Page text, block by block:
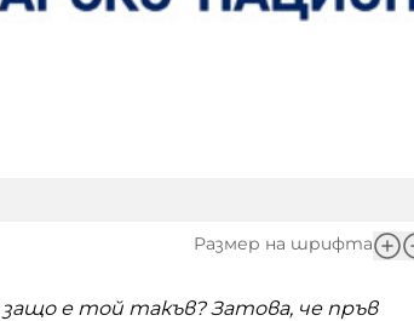
Размер на шрифта
защо е той такъв? Затова, че пръв